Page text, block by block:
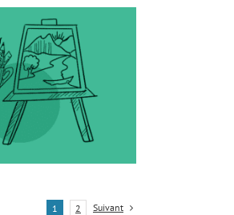
1 2 Suivant